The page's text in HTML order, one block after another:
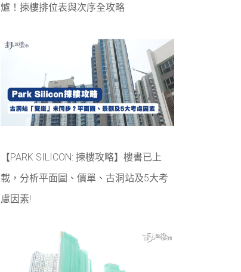
爐！揀樓排位表與次序全攻略
【PARK SILICON: 揀樓攻略】樓書已上
載，分析平面圖、價單、古洞站及5大考
慮因素!